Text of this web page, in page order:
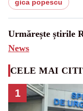
gica popescu
Urmărește știrile
News
CELE MAI
1